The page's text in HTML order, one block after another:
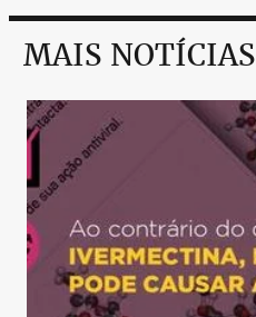
MAIS NOTÍCIAS